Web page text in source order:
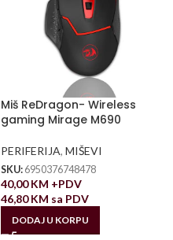
Miš ReDragon- Wireless
gaming Mirage M690
PERIFERIJA, MIŠEVI
SKU: 6950376748478
40,00KM +PDV
46,80KM sa PDV
DODAJ U KORPU